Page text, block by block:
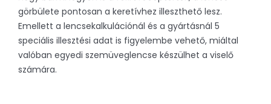
görbülete pontosan a keretívhez illeszthető lesz.
Emellett a lencsekalkulációnál és a gyártásnál 5
speciális illesztési adat is figyelembe vehető, miáltal
valóban egyedi szemüveglencse készülhet a viselő
számára.